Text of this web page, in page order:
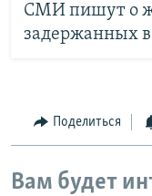
СМИ пишут о
задержанных в
Поделиться
Вам будет